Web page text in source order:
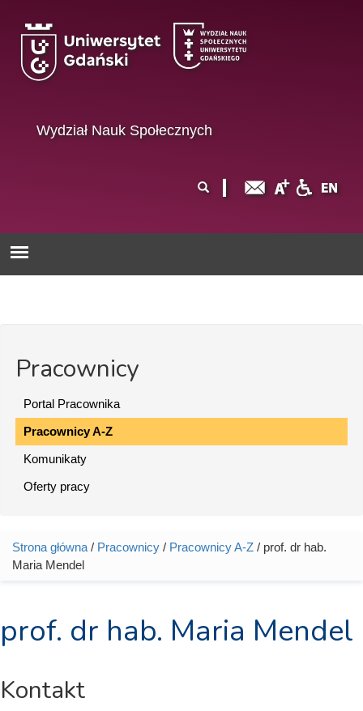
Wydział Nauk Społecznych
wyszukiwania
Pracownicy
Portal Pracownika
Pracownicy A-Z
Komunikaty
Oferty pracy
Jesteś tutaj
Strona główna / Pracownicy / Pracownicy A-Z / prof. dr hab.
Maria Mendel
prof. dr hab. Maria Mendel
Kontakt